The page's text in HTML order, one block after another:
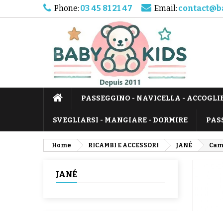
Phone: 03 45 81 21 47 Email:
PASSEGGINO - NAVICELLA -
SVEGLIARSI - MANGIARE - DORMIRE
Home RICAMBI E ACCESSORI JANÉ
JANÉ